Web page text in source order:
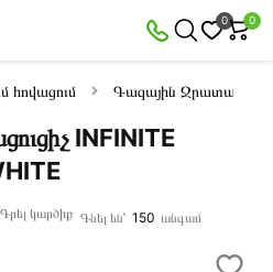
0 0
հովացում Գազային
INFINITE
Գրել կարծիք Գնել են՝ 150 անգամ